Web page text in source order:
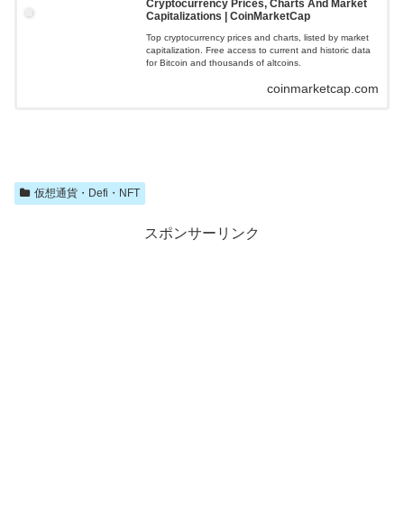
Cryptocurrency Prices, Charts And Market
Capitalizations | CoinMarketCap
Top cryptocurrency prices and charts, listed by market
capitalization. Free access to current and historic data
for Bitcoin and thousands of altcoins.
coinmarketcap.com
仮想通貨・Defi・NFT
スポンサーリンク